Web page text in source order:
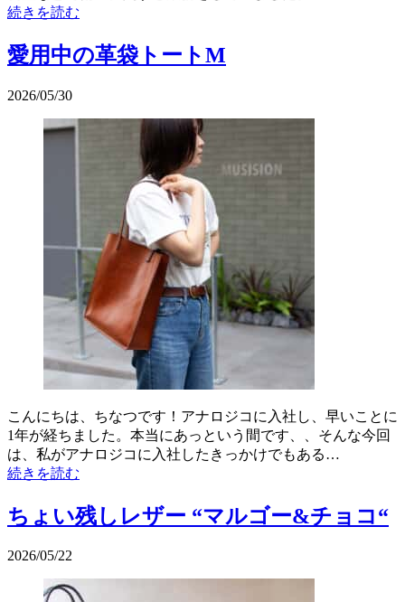
続きを読む
愛用中の革袋トートM
2026/05/30
こんにちは、ちなつです！アナロジコに入社し、早いことに
1年が経ちました。本当にあっという間です、、そんな今回
は、私がアナロジコに入社したきっかけでもある…
続きを読む
ちょい残しレザー “マルゴー&チョコ“
2026/05/22